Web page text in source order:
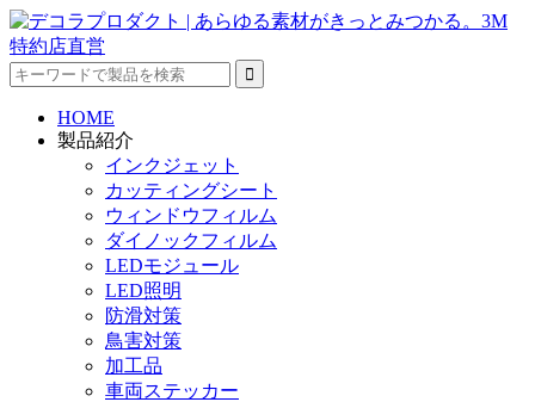
HOME
製品紹介
インクジェット
カッティングシート
ウィンドウフィルム
ダイノックフィルム
LEDモジュール
LED照明
防滑対策
鳥害対策
加工品
車両ステッカー